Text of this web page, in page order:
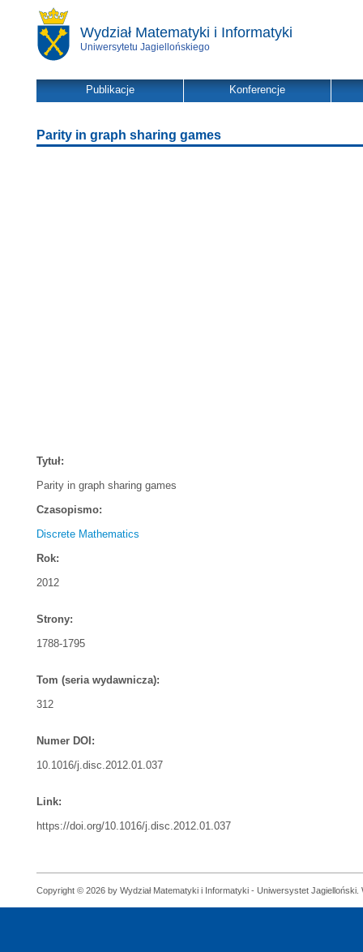
Wydział Matematyki i Informatyki
Uniwersytetu Jagiellońskiego
Publikacje Konferencje
Parity in graph sharing games
Tytuł:
Parity in graph sharing games
Czasopismo:
Discrete Mathematics
Rok:
2012
Strony:
1788-1795
Tom (seria wydawnicza):
312
Numer DOI:
10.1016/j.disc.2012.01.037
Link:
https://doi.org/10.1016/j.disc.2012.01.037
Copyright © 2026 by Wydział Matematyki i Informatyki - Uniwersystet